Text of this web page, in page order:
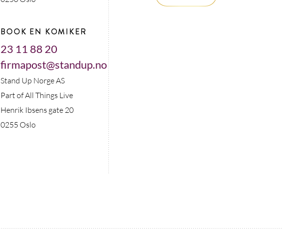
BOOK EN KOMIKER
23 11 88 20
firmapost@standup.no
Stand Up Norge AS
Part of All Things Live
Henrik Ibsens gate 20
0255 Oslo